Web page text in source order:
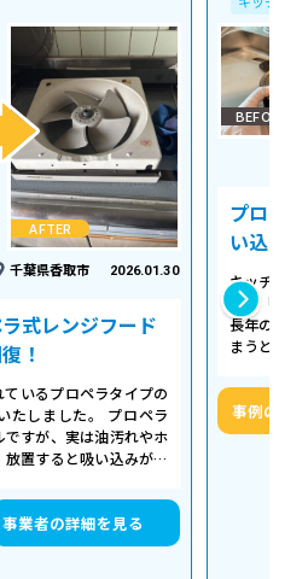
AFTER
千葉県香取市 2026.01.30
式レンジフード
！
いるプロペラタイプの
たしました。 プロペラ
すが、実は油汚れやホ
置すると吸い込みが悪
事業者の詳細を見る
BEFORE
プロの
い込み
キッチン
える「シ
長年の調
まうとご
事例の詳